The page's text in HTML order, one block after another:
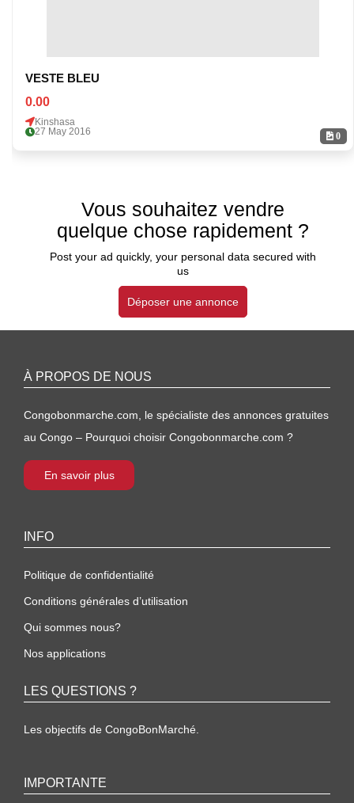
0
VESTE BLEU
0.00
Kinshasa
27 May 2016
Vous souhaitez vendre
quelque chose rapidement ?
Post your ad quickly, your personal data secured with
us
Déposer une annonce
À PROPOS DE NOUS
Congobonmarche.com, le spécialiste des annonces gratuites
au Congo – Pourquoi choisir Congobonmarche.com ?
En savoir plus
INFO
Politique de confidentialité
Conditions générales d’utilisation
Qui sommes nous?
Nos applications
LES QUESTIONS ?
Les objectifs de CongoBonMarché.
IMPORTANTE